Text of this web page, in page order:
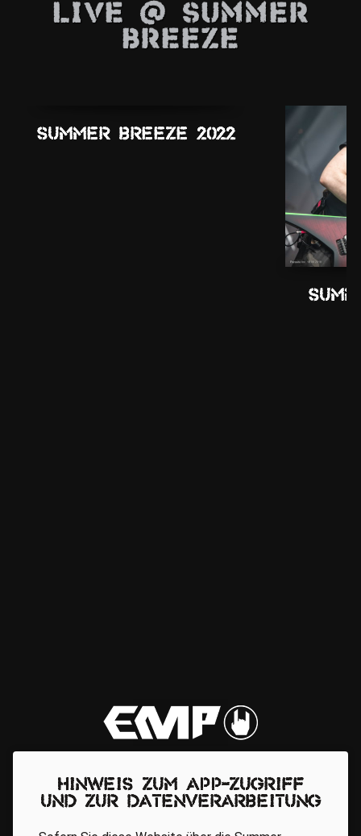
Live @ Summer
Breeze
Summer Breeze 2022
Hinweis zum App-Zugriff
und zur Datenverarbeitung